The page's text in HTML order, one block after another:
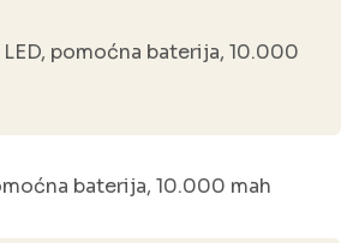
pomoćna baterija, 10.000
baterija, 10.000 mah